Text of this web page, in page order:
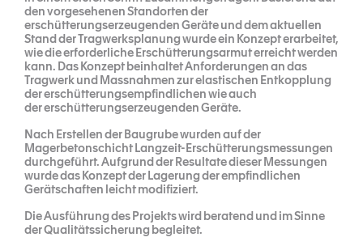
den vorgesehenen Standorten der
erschütterungserzeugenden Geräte und dem aktuellen
Stand der Tragwerksplanung wurde ein Konzept erarbeitet,
wie die erforderliche Erschütterungsarmut erreicht werden
kann. Das Konzept beinhaltet Anforderungen an das
Tragwerk und Massnahmen zur elastischen Entkopplung
der erschütterungsempfindlichen wie auch
der erschütterungserzeugenden Geräte.
Nach Erstellen der Baugrube wurden auf der
Magerbetonschicht Langzeit-Erschütterungsmessungen
durchgeführt. Aufgrund der Resultate dieser Messungen
wurde das Konzept der Lagerung der empfindlichen
Gerätschaften leicht modifiziert.
Die Ausführung des Projekts wird beratend und im Sinne
der Qualitätssicherung begleitet.